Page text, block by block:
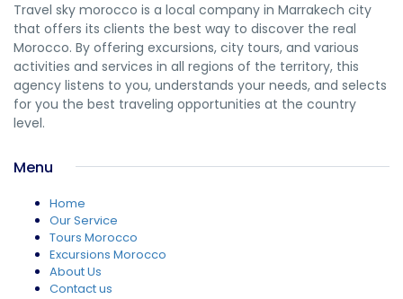
Travel sky morocco is a local company in Marrakech city
that offers its clients the best way to discover the real
Morocco. By offering excursions, city tours, and various
activities and services in all regions of the territory, this
agency listens to you, understands your needs, and selects
for you the best traveling opportunities at the country
level.
Menu
Home
Our Service
Tours Morocco
Excursions Morocco
About Us
Contact us